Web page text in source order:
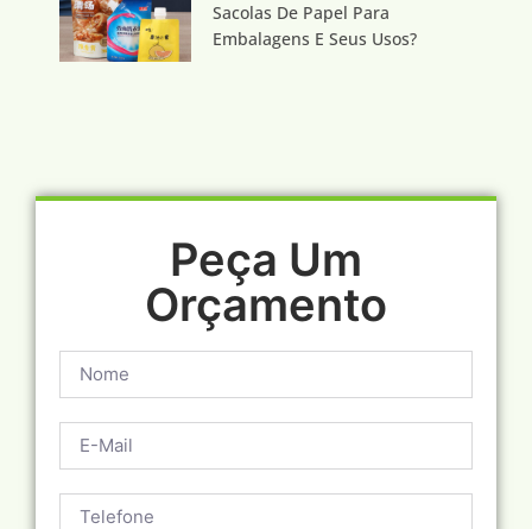
Sacolas De Papel Para
Embalagens E Seus Usos?
Peça Um
Orçamento